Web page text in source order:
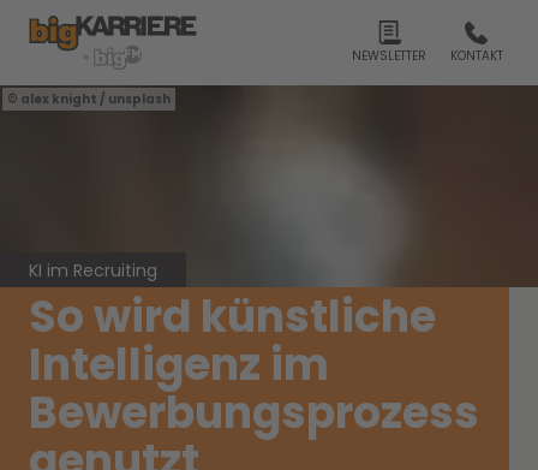
NEWSLETTER KONTAKT
alex knight / unsplash
KI im Recruiting
So wird künstliche
Intelligenz im
Bewerbungsprozess